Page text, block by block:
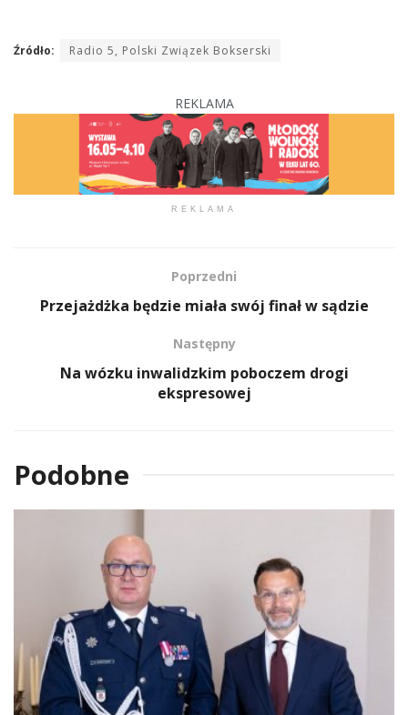
Źródło: Radio 5, Polski Związek Bokserski
REKLAMA
REKLAMA
Poprzedni
Przejażdżka będzie miała swój finał w sądzie
Następny
Na wózku inwalidzkim poboczem drogi
ekspresowej
Podobne